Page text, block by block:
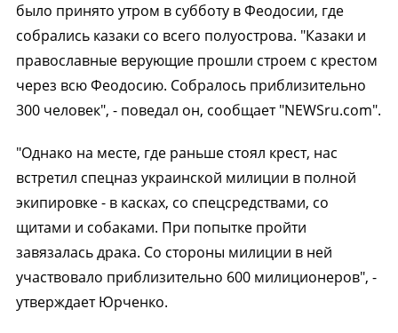
было принято утром в субботу в Феодосии, где
собрались казаки со всего полуострова. "Казаки и
православные верующие прошли строем с крестом
через всю Феодосию. Собралось приблизительно
300 человек", - поведал он, сообщает "NEWSru.com".
"Однако на месте, где раньше стоял крест, нас
встретил спецназ украинской милиции в полной
экипировке - в касках, со спецсредствами, со
щитами и собаками. При попытке пройти
завязалась драка. Со стороны милиции в ней
участвовало приблизительно 600 милиционеров", -
утверждает Юрченко.